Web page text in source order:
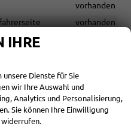
vorhanden
vorhanden
vorhanden
vorn
vorhanden
Rücksitzen
IHRE
unsere Dienste für Sie
wir Ihre Auswahl und
Analytics und Personalisierung,
Sie können Ihre Einwilligung